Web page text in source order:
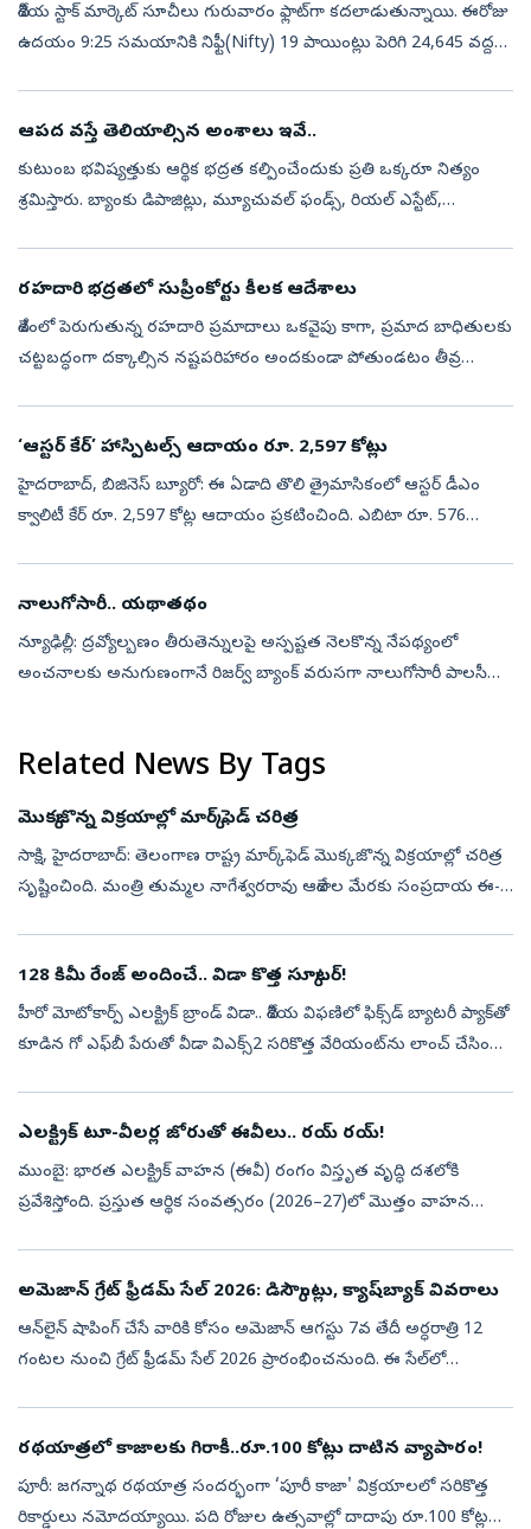
దేశీయ స్టాక్‌ మార్కెట్‌ సూచీలు గురువారం ఫ్లాట్‌గా కదలాడుతున్నాయి. ఈరోజు
ఉదయం 9:25 సమయానికి నిఫ్టీ(Nifty) 19 పాయింట్లు పెరిగి 24,645 వద్దకు
ఆపద వస్తే తెలియాల్సిన అంశాలు ఇవే..
కుటుంబ భవిష్యత్తుకు ఆర్థిక భద్రత కల్పించేందుకు ప్రతి ఒక్కరూ నిత్యం
శ్రమిస్తారు. బ్యాంకు డిపాజిట్లు, మ్యూచువల్ ఫండ్స్, రియల్ ఎస్టేట్,
రహదారి భద్రతలో సుప్రీంకోర్టు కీలక ఆదేశాలు
దేశంలో పెరుగుతున్న రహదారి ప్రమాదాలు ఒకవైపు కాగా, ప్రమాద బాధితులకు
చట్టబద్ధంగా దక్కాల్సిన నష్టపరిహారం అందకుండా పోతుండటం తీవ్ర
‘ఆస్టర్‌ కేర్‌’ హాస్పిటల్స్‌ ఆదాయం రూ. 2,597 కోట్లు
హైదరాబాద్, బిజినెస్‌ బ్యూరో: ఈ ఏడాది తొలి త్రైమాసికంలో ఆస్టర్‌ డీఎం
క్వాలిటీ కేర్‌ రూ. 2,597 కోట్ల ఆదాయం ప్రకటించింది. ఎబిటా రూ. 576
నాలుగోసారీ.. యథాతథం
న్యూఢిల్లీ: ద్రవ్యోల్బణం తీరుతెన్నులపై అస్పష్టత నెలకొన్న నేపథ్యంలో
అంచనాలకు అనుగుణంగానే రిజర్వ్‌ బ్యాంక్‌ వరుసగా నాలుగోసారీ పాలసీ
Related News By Tags
మెుక్కజొన్న విక్రయాల్లో మార్క్‌ ఫెడ్‌ చరిత్ర
సాక్షి, హైదరాబాద్‌: తెలంగాణ రాష్ట్ర మార్క్‌ఫెడ్ మొక్కజొన్న విక్రయాల్లో చరిత్ర
సృష్టించింది. మంత్రి తుమ్మల నాగేశ్వరరావు ఆదేశాల మేరకు సంప్రదాయ ఈ-
128 కిమీ రేంజ్ అందించే.. విడా కొత్త స్కూటర్!
హీరో మోటోకార్ప్ ఎలక్ట్రిక్ బ్రాండ్ విడా.. దేశీయ విఫణిలో ఫిక్స్‌డ్ బ్యాటరీ ప్యాక్‌తో
కూడిన గో ఎఫ్‌బీ పేరుతో వీడా విఎక్స్2 సరికొత్త వేరియంట్‌ను లాంచ్ చేసింది.
ఎలక్ట్రిక్‌ టూ-వీలర్ల జోరుతో ఈవీలు.. రయ్‌ రయ్‌!
ముంబై: భారత ఎలక్ట్రిక్‌ వాహన (ఈవీ) రంగం విస్తృత వృద్ధి దశలోకి
ప్రవేశిస్తోంది. ప్రస్తుత ఆర్థిక సంవత్సరం (2026–27)లో మొత్తం వాహన
అమెజాన్ గ్రేట్ ఫ్రీడమ్ సేల్ 2026: డిస్కౌంట్లు, క్యాష్‌బ్యాక్ వివరాలు
ఆన్‌లైన్ షాపింగ్ చేసే వారికి కోసం అమెజాన్ ఆగస్టు 7వ తేదీ అర్ధరాత్రి 12
గంటల నుంచి గ్రేట్ ఫ్రీడమ్ సేల్ 2026 ప్రారంభించనుంది. ఈ సేల్‌లో
రథయాత్రలో కాజాలకు గిరాకీ..రూ.100 కోట్లు దాటిన వ్యాపారం!
పూరీ: జగన్నాథ రథయాత్ర సందర్భంగా ‘పూరీ కాజా' విక్రయాలలో సరికొత్త
రికార్డులు నమోదయ్యాయి. పది రోజుల ఉత్సవాల్లో దాదాపు రూ.100 కోట్ల